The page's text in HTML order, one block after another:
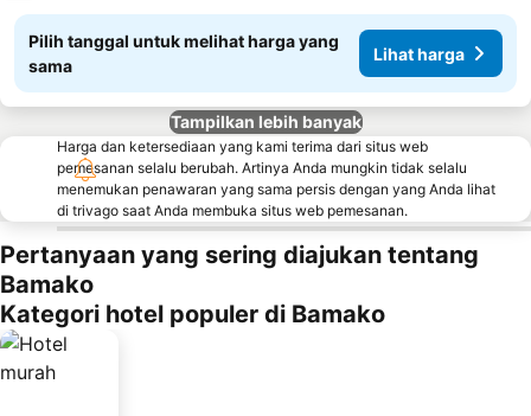
Pilih tanggal untuk melihat harga yang
sama
Lihat harga
Tampilkan lebih banyak
Harga dan ketersediaan yang kami terima dari situs web
pemesanan selalu berubah. Artinya Anda mungkin tidak selalu
menemukan penawaran yang sama persis dengan yang Anda lihat
di trivago saat Anda membuka situs web pemesanan.
Pertanyaan yang sering diajukan tentang
Bamako
Kategori hotel populer di Bamako